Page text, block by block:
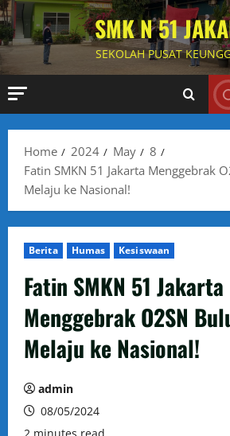
Skip
to
content
SMK N 51
SEKOLAH PUSAT
Home 2024 May
8
Fatin SMKN 51 Jakarta Menggebrak
Melaju ke Nasional!
Berita Humas Kesiswaan
Fatin SMKN 51 Jakarta
Menggebrak O2SN
Melaju ke Nasional!
admin
08/05/2024